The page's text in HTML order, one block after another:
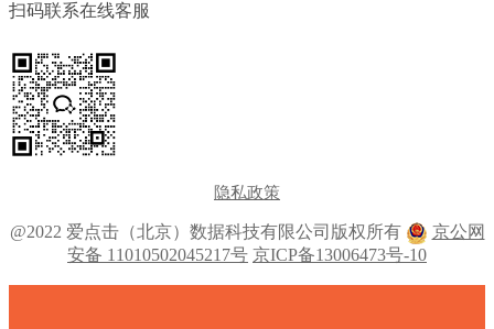
扫码联系在线客服
隐私政策
@2022 爱点击（北京）数据科技有限公司版权所有
京公网
安备 11010502045217号 京ICP备13006473号-10